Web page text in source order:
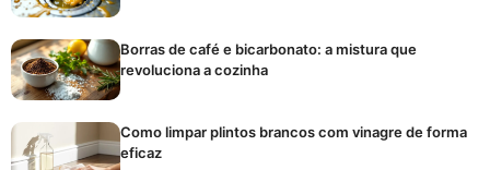
Borras de café e bicarbonato: a mistura que
revoluciona a cozinha
Como limpar plintos brancos com vinagre de forma
eficaz